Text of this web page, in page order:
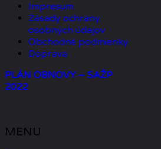
Impresum
Zásady ochrany
osobných údajov
Obchodné podmienky
Doprava
PLÁN OBNOVY – SAŽP
2022
MENU